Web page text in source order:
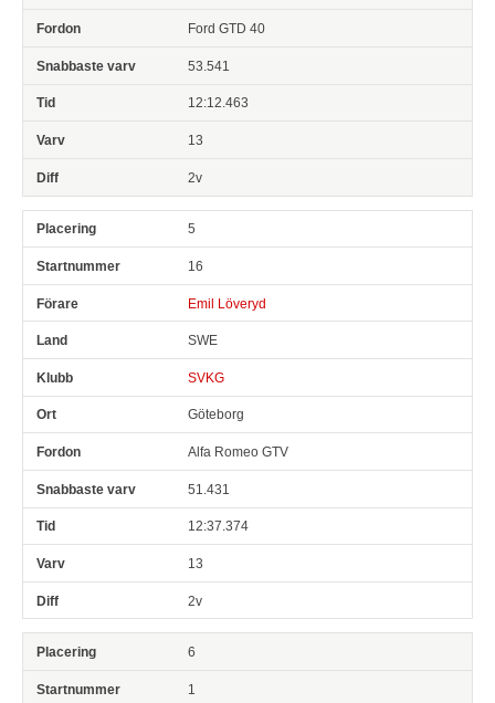
Ford GTD 40
53.541
12:12.463
13
2v
5
16
Emil Löveryd
SWE
SVKG
Göteborg
Alfa Romeo GTV
51.431
12:37.374
13
2v
6
1